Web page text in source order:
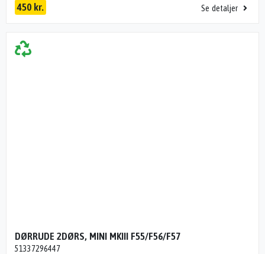
450 kr. Se detaljer
DØRRUDE 2DØRS, MINI MKIII F55/F56/F57
51337296447